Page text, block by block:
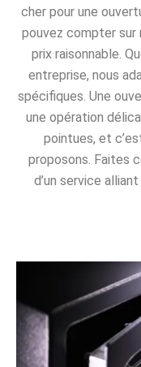
cher pour une
pouvez compter sur
prix raisonnable.
entreprise, nous
spécifiques. Une
une opération
pointues, et
proposons. Faites
d’un service